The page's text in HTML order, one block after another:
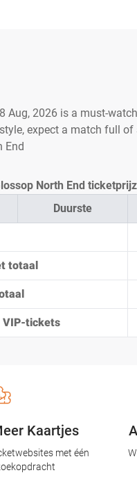
Aug, 2026 is a must-
expect a match full
End
Duurste
totaal
VIP-tickets
North End
Kaartjes
met één